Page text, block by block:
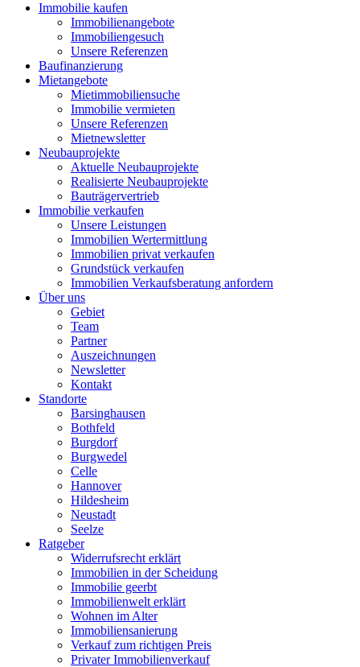
Immobilie kaufen
Immobilienangebote
Immobiliengesuch
Unsere Referenzen
Baufinanzierung
Mietangebote
Mietimmobiliensuche
Immobilie vermieten
Unsere Referenzen
Mietnewsletter
Neubauprojekte
Aktuelle Neubauprojekte
Realisierte Neubauprojekte
Bauträgervertrieb
Immobilie verkaufen
Unsere Leistungen
Immobilien Wertermittlung
Immobilien privat verkaufen
Grundstück verkaufen
Immobilien Verkaufsberatung anfordern
Über uns
Gebiet
Team
Partner
Auszeichnungen
Newsletter
Kontakt
Standorte
Barsinghausen
Bothfeld
Burgdorf
Burgwedel
Celle
Hannover
Hildesheim
Neustadt
Seelze
Ratgeber
Widerrufsrecht erklärt
Immobilien in der Scheidung
Immobilie geerbt
Immobilienwelt erklärt
Wohnen im Alter
Immobiliensanierung
Verkauf zum richtigen Preis
Privater Immobilienverkauf